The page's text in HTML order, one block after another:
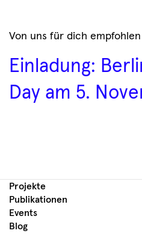
Von uns für dich empfohlen
Einladung:
Day am 5.
Projekte
Publikationen
Events
Blog